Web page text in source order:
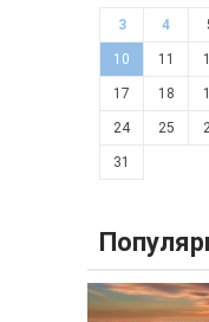
3 4
10 11
17 18
24 25
31